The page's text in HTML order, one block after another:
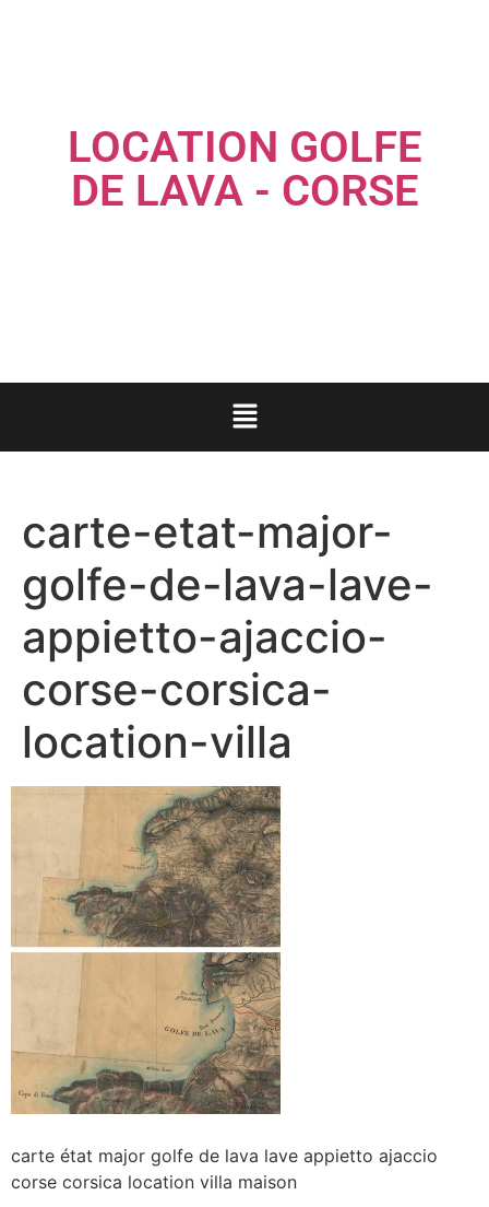
LOCATION GOLFE
DE LAVA - CORSE
carte-etat-major-
golfe-de-lava-lave-
appietto-ajaccio-
corse-corsica-
location-villa
carte état major golfe de lava lave appietto ajaccio
corse corsica location villa maison